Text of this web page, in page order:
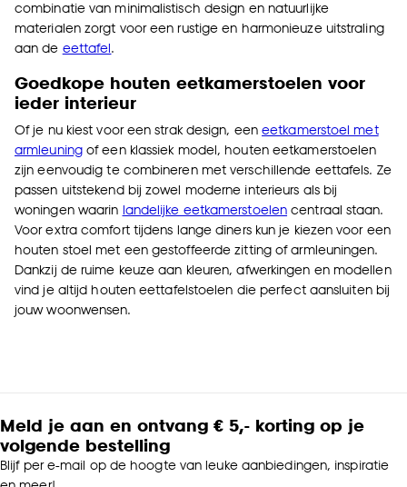
combinatie van minimalistisch design en natuurlijke
materialen zorgt voor een rustige en harmonieuze uitstraling
aan de eettafel.
Goedkope houten eetkamerstoelen voor
ieder interieur
Of je nu kiest voor een strak design, eeneetkamerstoel met
armleuningof een klassiek model, houten eetkamerstoelen
zijn eenvoudig te combineren met verschillende eettafels. Ze
passen uitstekend bij zowel moderne interieurs als bij
woningen waarin landelijke eetkamerstoelen centraal staan.
Voor extra comfort tijdens lange diners kun je kiezen voor een
houten stoel met een gestoffeerde zitting of armleuningen.
Dankzij de ruime keuze aan kleuren, afwerkingen en modellen
vind je altijd houten eettafelstoelen die perfect aansluiten bij
jouw woonwensen.
Meld je aan en ontvang € 5,- korting op je
volgende bestelling
Blijf per e-mail op de hoogte van leuke aanbiedingen, inspiratie